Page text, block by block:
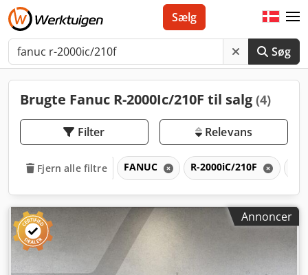
Søg
Sælg
Brugte Fanuc R-2000Ic/210F til salg (4)
Filter Relevans
Fjern alle filtre FANUC R-2000iC/210F
Annoncer